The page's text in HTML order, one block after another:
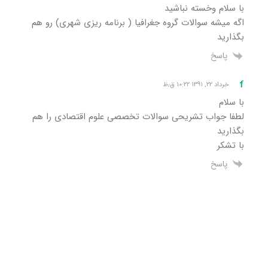
با سلام وخسته نباشید
اگه میشه سوالات گروه جغرافیا ( برنامه ریزی شهری) رو هم
بگذارید
پاسخ
f خرداد ۲۲, ۱۳۹۱ ۱۰:۲۲ ق٫ظ
با سلام
لطفا جواب تشریحی سوالات تخصصی علوم اقتصادی را هم
بگذارید
با تشکر
پاسخ